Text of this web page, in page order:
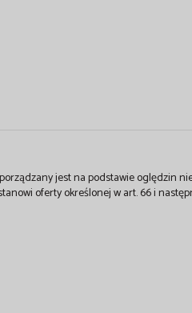
jest na podstawie oględzin
oferty określonej w art. 66 i